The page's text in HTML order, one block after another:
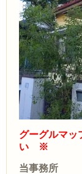
グーグル
い ※
当事務所